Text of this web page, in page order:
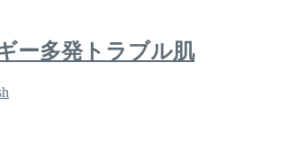
ー多発トラブル肌